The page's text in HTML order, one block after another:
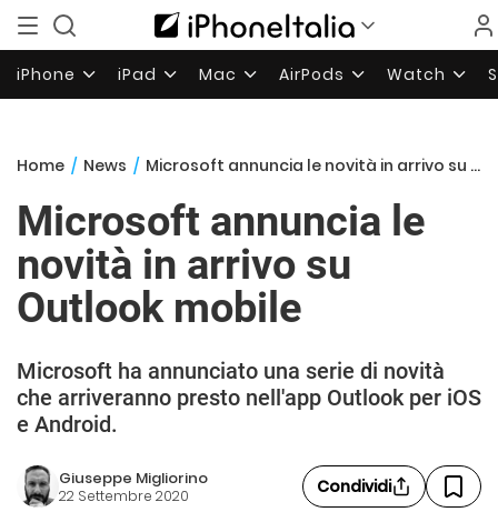
iPhone iPad Mac AirPods Watch
Home / News / Microsoft annuncia le novità in arrivo su Outlook mobile
Microsoft annuncia le
novità in arrivo su
Outlook mobile
Microsoft ha annunciato una serie di novità
che arriveranno presto nell'app Outlook per iOS
e Android.
Giuseppe Migliorino
22 Settembre 2020 Condividi